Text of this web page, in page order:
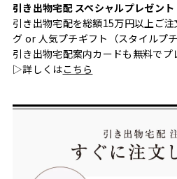
引き出物宅配 スペシャルプレゼント
引き出物宅配を総額15万円以上ご
グ or 人気プチギフト（スタイルプ
引き出物宅配案内カードも無料でプ
▷詳しくはこちら